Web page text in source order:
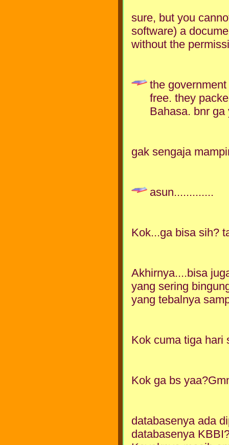
sure, but you
software) a
without the
the
free. they
Bahasa. bnr
gak sengaja
asun.............
Kok...ga bisa sih?
Akhirnya....bisa
yang sering
yang tebalnya
Kok cuma tiga hari
Kok ga bs
databasenya ada
databasenya